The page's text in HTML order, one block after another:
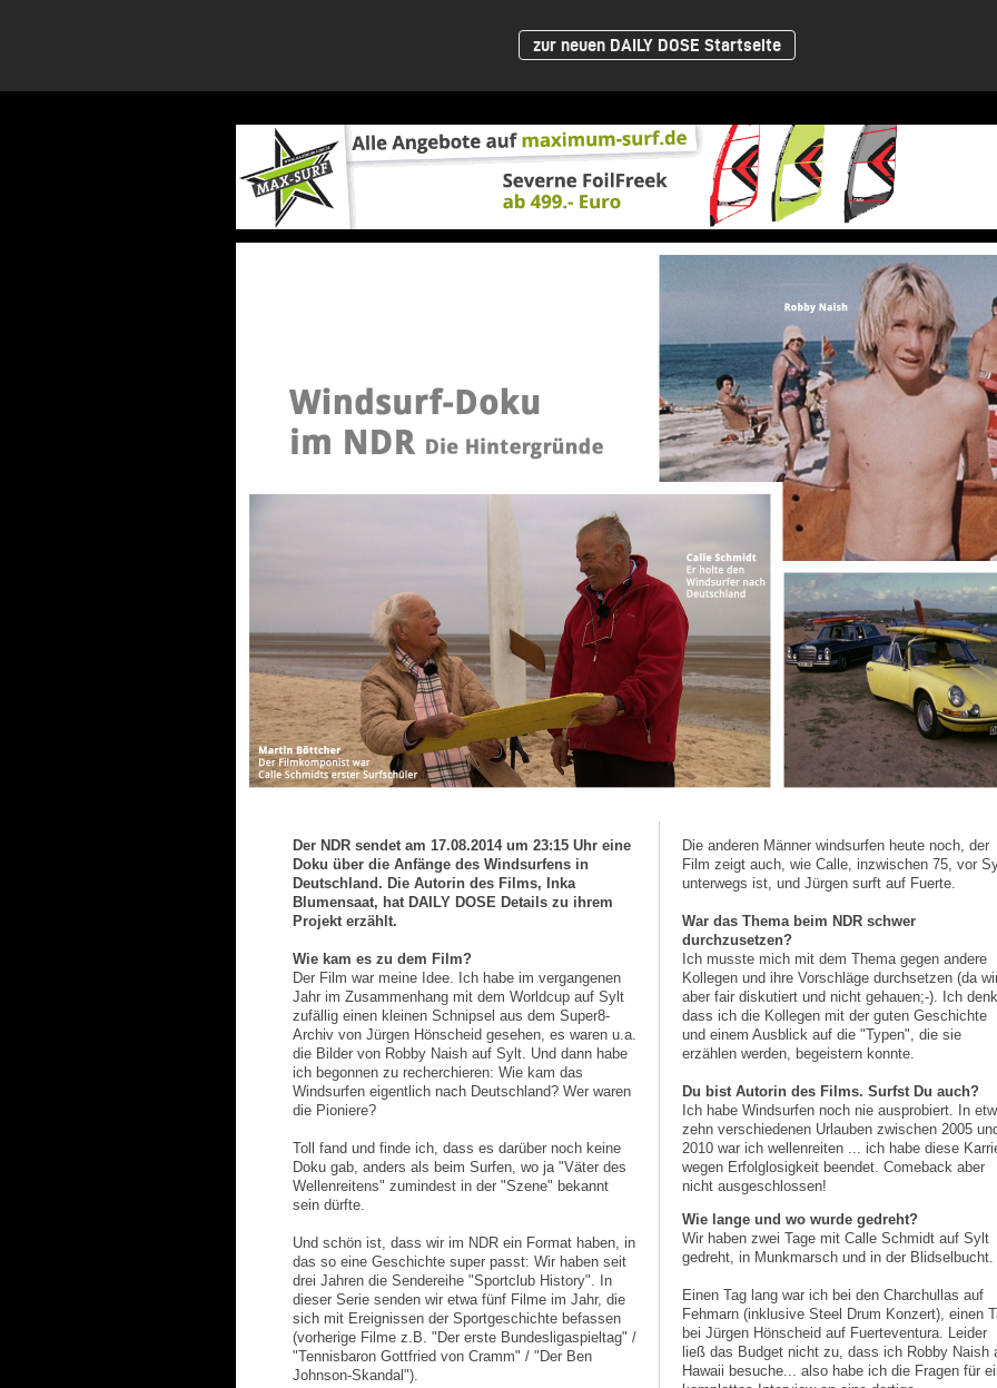
zur neuen DAILY DOSE Startseite
Der NDR sendet am 17.08.2014 um 23:15 Uhr eine
Doku über die Anfänge des Windsurfens in
Deutschland. Die Autorin des Films, Inka
Blumensaat, hat DAILY DOSE Details zu ihrem
Projekt erzählt.
Wie kam es zu dem Film?
Der Film war meine Idee. Ich habe im vergangenen
Jahr im Zusammenhang mit dem Worldcup auf Sylt
zufällig einen kleinen Schnipsel aus dem Super8-
Archiv von Jürgen Hönscheid gesehen, es waren u.a.
die Bilder von Robby Naish auf Sylt. Und dann habe
ich begonnen zu recherchieren: Wie kam das
Windsurfen eigentlich nach Deutschland? Wer waren
die Pioniere?
Toll fand und finde ich, dass es darüber noch keine
Doku gab, anders als beim Surfen, wo ja "Väter des
Wellenreitens" zumindest in der "Szene" bekannt
sein dürfte.
Und schön ist, dass wir im NDR ein Format haben, in
das so eine Geschichte super passt: Wir haben seit
drei Jahren die Sendereihe "Sportclub History". In
dieser Serie senden wir etwa fünf Filme im Jahr, die
sich mit Ereignissen der Sportgeschichte befassen
(vorherige Filme z.B. "Der erste Bundesligaspieltag" /
"Tennisbaron Gottfried von Cramm" / "Der Ben
Johnson-Skandal").
Die anderen Männer windsurfen heute noch, der
Film zeigt auch, wie Calle, inzwischen 75, vor
unterwegs ist, und Jürgen surft auf Fuerte.
War das Thema beim NDR schwer
durchzusetzen?
Ich musste mich mit dem Thema gegen andere
Kollegen und ihre Vorschläge durchsetzen (da
aber fair diskutiert und nicht gehauen;-). Ich
dass ich die Kollegen mit der guten Geschichte
und einem Ausblick auf die "Typen", die sie
erzählen werden, begeistern konnte.
Du bist Autorin des Films. Surfst Du auch?
Ich habe Windsurfen noch nie ausprobiert. In
zehn verschiedenen Urlauben zwischen 2005
2010 war ich wellenreiten ... ich habe diese
wegen Erfolglosigkeit beendet. Comeback aber
nicht ausgeschlossen!
Wie lange und wo wurde gedreht?
Wir haben zwei Tage mit Calle Schmidt auf Sylt
gedreht, in Munkmarsch und in der Blidselbucht.
Einen Tag lang war ich bei den Charchullas auf
Fehmarn (inklusive Steel Drum Konzert), einen
bei Jürgen Hönscheid auf Fuerteventura. Leider
ließ das Budget nicht zu, dass ich Robby Naish
Hawaii besuche... also habe ich die Fragen für